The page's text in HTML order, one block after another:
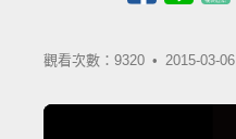
觀看次數：9320 • 2015-03-06